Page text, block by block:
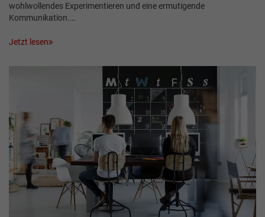
wohlwollendes Experimentieren und eine ermutigende
Kommunikation.…
Jetzt lesen